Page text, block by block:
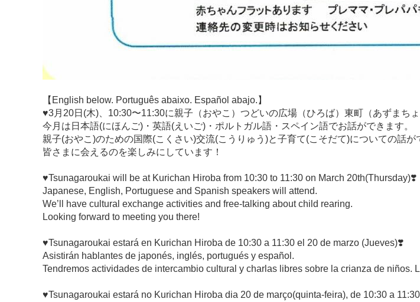
【English below. Português abaixo. Español abajo.】
♥3月20日(木)、10:30〜11:30に親子（おやこ）つどいの広場（ひろば）東町（あずまち
今月は日本語(にほんご)・英語(えいご)・ポルトガル語・スペイン語でお話ができます。
親子(おやこ)のための国際(こくさい)交流(こうりゅう)と子育て(こそだて)についての話が
皆さまに会えるのを楽しみにしています！
♥Tsunagaroukai will be at Kurichan Hiroba from 10:30 to 11:30 on March 20th(Thursday)❣️
Japanese, English, Portuguese and Spanish speakers will attend.
We’ll have cultural exchange activities and free-talking about child rearing.
Looking forward to meeting you there!
♥Tsunagaroukai estará en Kurichan Hiroba de 10:30 a 11:30 el 20 de marzo (Jueves)❣️
Asistirán hablantes de japonés, inglés, portugués y español.
Tendremos actividades de intercambio cultural y charlas libres sobre la crianza de niños.
♥Tsunagaroukai estará no Kurichan Hiroba dia 20 de março(quinta-feira), de 10:30 a